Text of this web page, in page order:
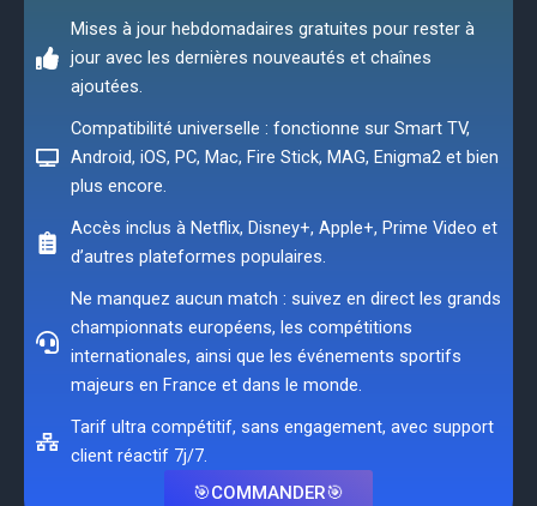
Mises à jour hebdomadaires gratuites pour rester à
jour avec les dernières nouveautés et chaînes
ajoutées.
Compatibilité universelle : fonctionne sur Smart TV,
Android, iOS, PC, Mac, Fire Stick, MAG, Enigma2 et bien
plus encore.
Accès inclus à Netflix, Disney+, Apple+, Prime Video et
d’autres plateformes populaires.
Ne manquez aucun match : suivez en direct les grands
championnats européens, les compétitions
internationales, ainsi que les événements sportifs
majeurs en France et dans le monde.
Tarif ultra compétitif, sans engagement, avec support
client réactif 7j/7.
🎯COMMANDER🎯